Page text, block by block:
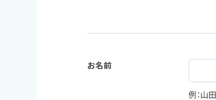
お名前
例：山